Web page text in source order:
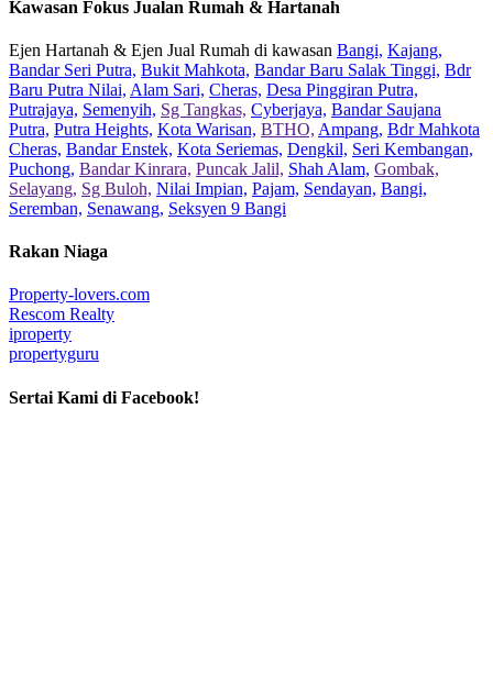
Kawasan Fokus Jualan Rumah & Hartanah
Ejen Hartanah & Ejen Jual Rumah di kawasan Bangi, Kajang,
Bandar Seri Putra, Bukit Mahkota, Bandar Baru Salak Tinggi, Bdr
Baru Putra Nilai, Alam Sari, Cheras, Desa Pinggiran Putra,
Putrajaya, Semenyih, Sg Tangkas, Cyberjaya, Bandar Saujana
Putra, Putra Heights, Kota Warisan, BTHO, Ampang, Bdr Mahkota
Cheras, Bandar Enstek, Kota Seriemas, Dengkil, Seri Kembangan,
Puchong, Bandar Kinrara, Puncak Jalil, Shah Alam, Gombak,
Selayang, Sg Buloh, Nilai Impian, Pajam, Sendayan, Bangi,
Seremban, Senawang, Seksyen 9 Bangi
Rakan Niaga
Property-lovers.com
Rescom Realty
iproperty
propertyguru
Sertai Kami di Facebook!